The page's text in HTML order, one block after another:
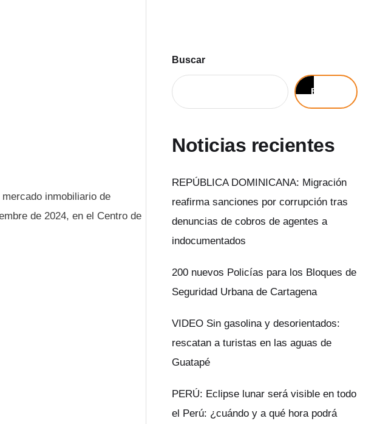
inmobiliario de
de 2024, en el Centro de
Buscar
Buscar
Noticias recientes
REPÚBLICA DOMINICANA: Migración
reafirma sanciones por corrupción tras
denuncias de cobros de agentes a
indocumentados
200 nuevos Policías para los Bloques de
Seguridad Urbana de Cartagena
VIDEO Sin gasolina y desorientados:
rescatan a turistas en las aguas de
Guatapé
PERÚ: Eclipse lunar será visible en todo
el Perú: ¿cuándo y a qué hora podrá